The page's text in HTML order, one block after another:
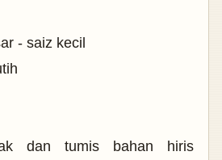
- saiz kecil
dan tumis bahan hiris